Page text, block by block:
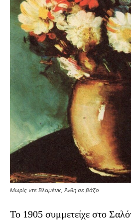
Μωρίς ντε Βλαμένκ, Άνθη σε βάζο
Το 1905 συμμετείχε στο